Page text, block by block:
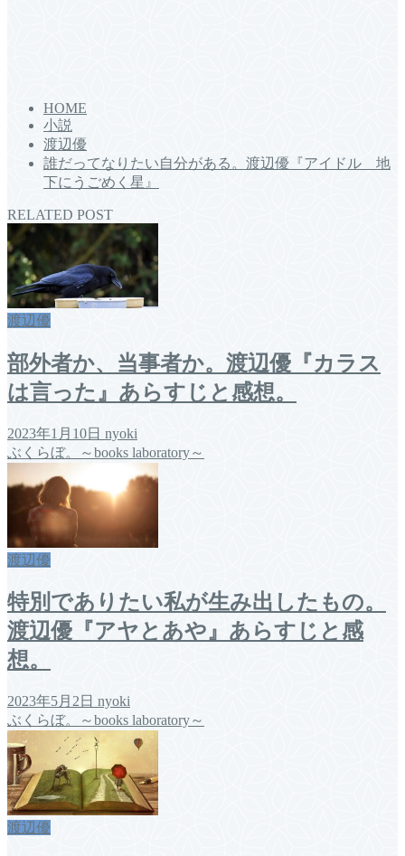
HOME
小説
渡辺優
誰だってなりたい自分がある。渡辺優『アイドル 地
下にうごめく星』
RELATED POST
渡辺優
部外者か、当事者か。渡辺優『カラス
は言った』あらすじと感想。
2023年1月10日 nyoki
ぶくらぼ。～books laboratory～
渡辺優
特別でありたい私が生み出したもの。
渡辺優『アヤとあや』あらすじと感
想。
2023年5月2日 nyoki
ぶくらぼ。～books laboratory～
渡辺優